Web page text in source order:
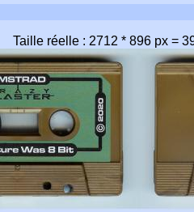
Taille réelle : 2712 * 896 px =